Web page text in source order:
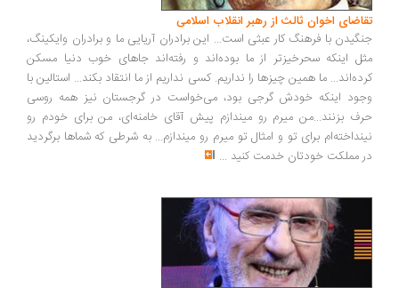
اخوان ثالث از رهبر انقلاب اسلامی
با فرهنگ کار عبثی است... این برادران آریایی ما و برادران وایکینگ،
اینکه سحرخیزتر از ما بوده‌اند و رفته‌اند جاهای خوب دنیا مسکن
ما همین چیزها را نداریم. کسی نداریم از ما انتقاد بکند... استالین با
اینکه خودش گرجی بود، می‌خواست در گرجستان نیز همه روسی
بزنند...من میرم رو میندازم پیش آقای خامنه‌ای، من برای خودم رو
برای تو و امثال تو میرم رو میندازم... به شرطی که شماها برگردید
مملکت خودتان خدمت کنید...